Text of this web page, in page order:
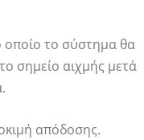
οποίο το σύστημα θα
σημείο αιχμής μετά
απόδοσης.